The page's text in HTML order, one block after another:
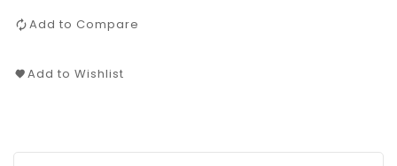
Add to Compare
Add to Wishlist